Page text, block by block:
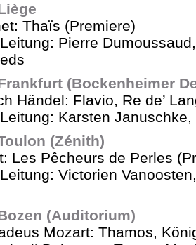
Thaïs (Premiere)
Pierre
(Bockenheimer
Händel: Flavio, Re de’
Karsten
(Zénith)
Les Pêcheurs de Perles
Victorien
(Auditorium)
Mozart: Thamos,